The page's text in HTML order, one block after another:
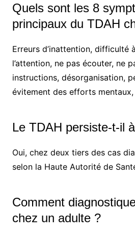
Quels sont les 8
principaux du TDAH
Erreurs d’inattention, difficulté
l’attention, ne pas écouter, ne
instructions, désorganisation,
évitement des efforts
Le TDAH persiste-t-il
Oui, chez deux tiers des cas
selon la Haute Autorité de
Comment
chez un adulte ?